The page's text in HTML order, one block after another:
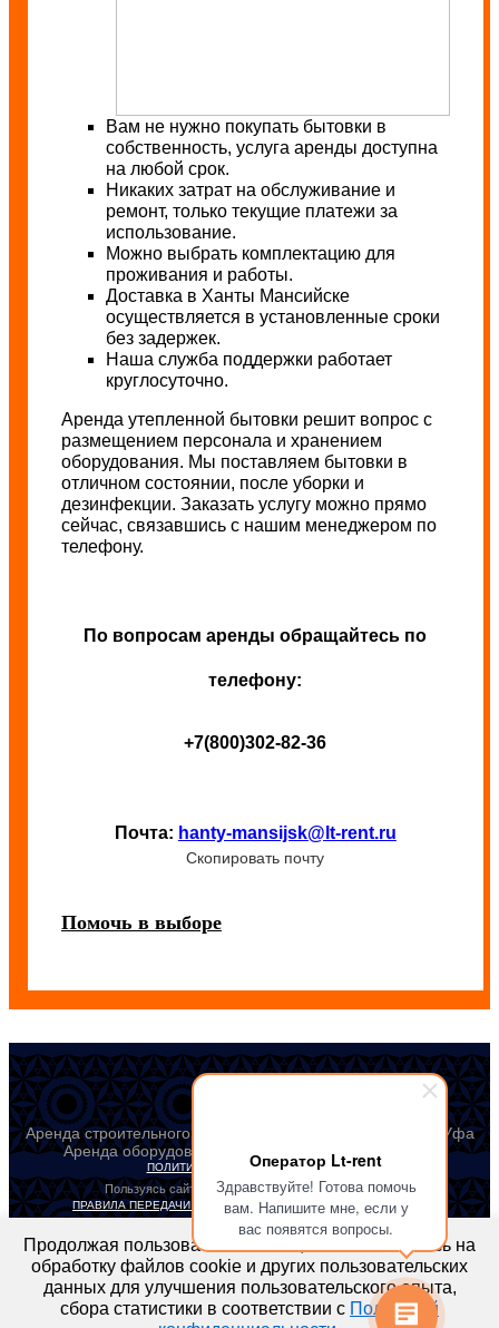
Оператор Lt-rent
Здравствуйте! Готова помочь
вам. Напишите мне, если у
вас появятся вопросы.
Вам не нужно покупать бытовки в
собственность, услуга аренды доступна
на любой срок.
Никаких затрат на обслуживание и
ремонт, только текущие платежи за
использование.
Можно выбрать комплектацию для
проживания и работы.
Доставка в Ханты Мансийске
осуществляется в установленные сроки
без задержек.
Наша служба поддержки работает
круглосуточно.
Аренда утепленной бытовки решит вопрос с
размещением персонала и хранением
оборудования. Мы поставляем бытовки в
отличном состоянии, после уборки и
дезинфекции. Заказать услугу можно прямо
сейчас, связавшись с нашим менеджером по
телефону.
По вопросам аренды обращайтесь по
телефону:
+7(800)302-82-36
Почта: hanty-mansijsk@lt-rent.ru
Скопировать почту
Помочь в выборе
Аренда строительного и промышленного оборудования Уфа
Аренда оборудования 2018. Все права защищены
ПОЛИТИКА КОНФИДЕНЦИАЛЬНОСТИ
Пользуясь сайтом, Вы автоматически принимаете
ПРАВИЛА ПЕРЕДАЧИ И ОБРАБОТКИ ПЕРСОНАЛЬНЫХ ДАННЫХ
lt-rent.ru
Аренда оборудования
Продолжая пользоваться сайтом, вы соглашаетесь на
обработку файлов cookie и других пользовательских
данных для улучшения пользовательского опыта,
сбора статистики в соответствии с Политикой